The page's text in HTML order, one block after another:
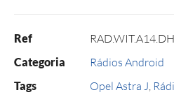
Ref
Categoria Rádios Android
Tags Opel Astra J,